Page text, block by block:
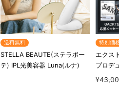
送料無料
STELLA BEAUTE(ステラボー
テ) IPL光美容器 Luna(ルナ)
特別価
エクス
プロデ